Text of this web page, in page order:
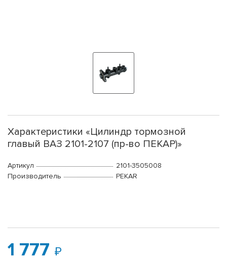
Характеристики «Цилиндр тормозной
главый ВАЗ 2101-2107 (пр-во ПЕКАР)»
Артикул
2101-3505008
Производитель
PEKAR
1 777